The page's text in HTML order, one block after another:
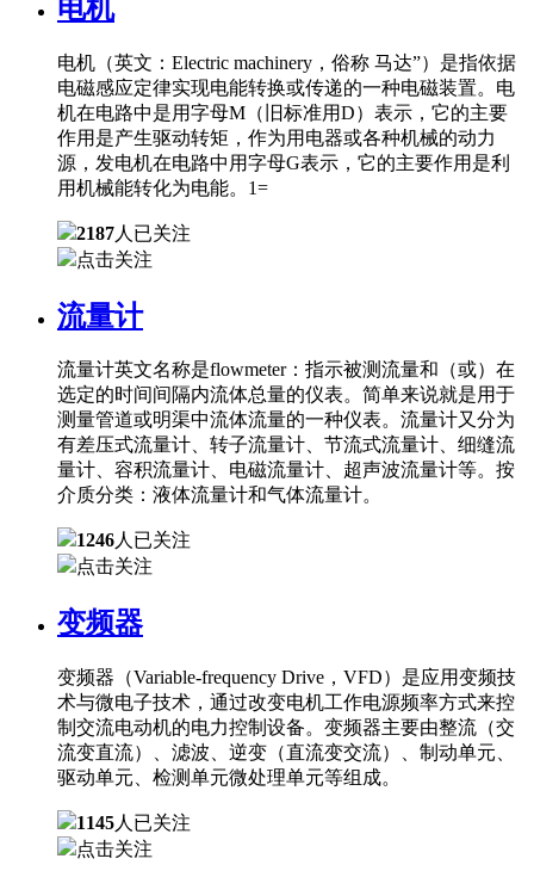
电机
电机（英文：Electric machinery，俗称 马达”）是指依据
电磁感应定律实现电能转换或传递的一种电磁装置。电
机在电路中是用字母M（旧标准用D）表示，它的主要
作用是产生驱动转矩，作为用电器或各种机械的动力
源，发电机在电路中用字母G表示，它的主要作用是利
用机械能转化为电能。1=
2187人已关注
点击关注
流量计
流量计英文名称是flowmeter：指示被测流量和（或）在
选定的时间间隔内流体总量的仪表。简单来说就是用于
测量管道或明渠中流体流量的一种仪表。流量计又分为
有差压式流量计、转子流量计、节流式流量计、细缝流
量计、容积流量计、电磁流量计、超声波流量计等。按
介质分类：液体流量计和气体流量计。
1246人已关注
点击关注
变频器
变频器（Variable-frequency Drive，VFD）是应用变频技
术与微电子技术，通过改变电机工作电源频率方式来控
制交流电动机的电力控制设备。变频器主要由整流（交
流变直流）、滤波、逆变（直流变交流）、制动单元、
驱动单元、检测单元微处理单元等组成。
1145人已关注
点击关注